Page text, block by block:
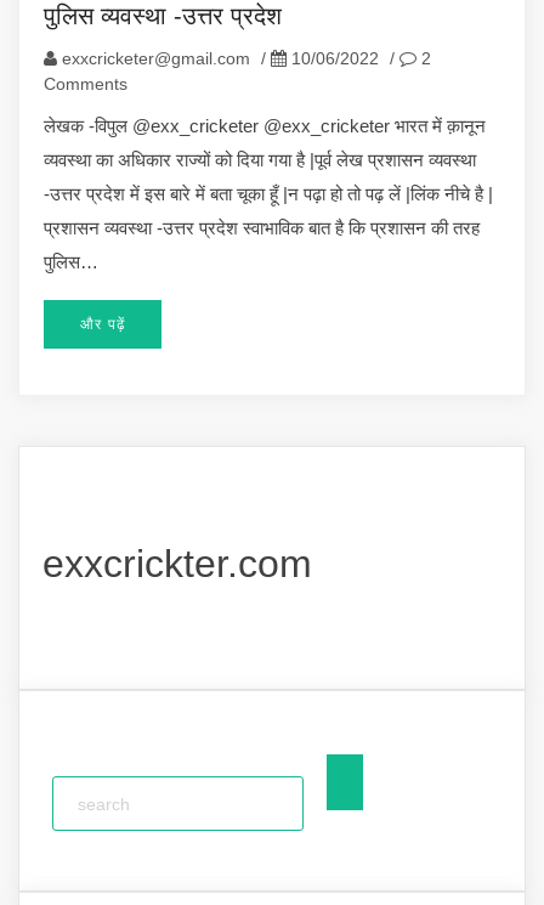
पुलिस व्यवस्था -उत्तर प्रदेश
exxcricketer@gmail.com / 10/06/2022 /
2
Comments
लेखक -विपुल @exx_cricketer @exx_cricketer भारत में क़ानून
व्यवस्था का अधिकार राज्यों को दिया गया है |पूर्व लेख प्रशासन व्यवस्था
-उत्तर प्रदेश में इस बारे में बता चूका हूँ |न पढ़ा हो तो पढ़ लें |लिंक नीचे है |
प्रशासन व्यवस्था -उत्तर प्रदेश स्वाभाविक बात है कि प्रशासन की तरह
पुलिस…
और पढ़ें
exxcrickter.com